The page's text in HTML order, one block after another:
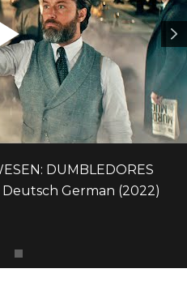
DUMBLEDORES
Deutsch German (2022)